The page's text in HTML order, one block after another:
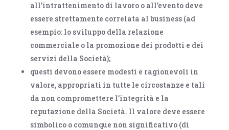
all’intrattenimento di lavoro o all’evento deve
essere strettamente correlata al business (ad
esempio: lo sviluppo della relazione
commerciale o la promozione dei prodotti e dei
servizi della Società);
questi devono essere modesti e ragionevoli in
valore, appropriati in tutte le circostanze e tali
da non compromettere l’integrità e la
reputazione della Società. Il valore deve essere
simbolico o comunque non significativo (di